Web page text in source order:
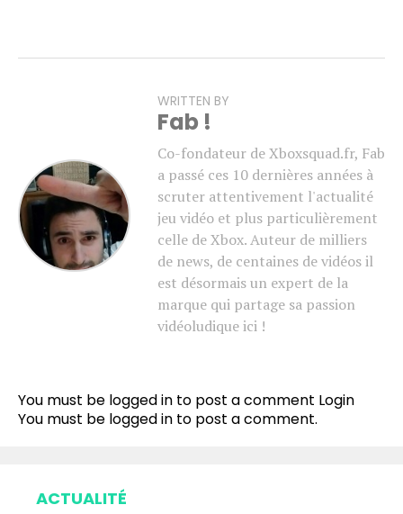
WRITTEN BY
Fab !
Co-fondateur de Xboxsquad.fr, Fab
a passé ces 10 dernières années à
scruter attentivement l'actualité
jeu vidéo et plus particulièrement
celle de Xbox. Auteur de milliers
de news, de centaines de vidéos il
est désormais un expert de la
marque qui partage sa passion
vidéoludique ici !
You must be logged in to post a comment Login
You must be logged in to post a comment.
ACTUALITÉ